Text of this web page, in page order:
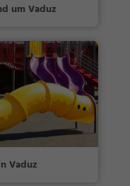
um Vaduz
Vaduz